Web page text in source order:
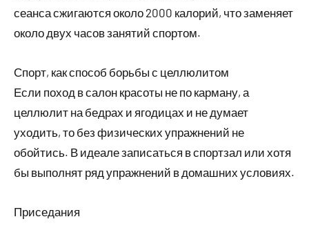
сеанса сжигаются около 2000 калорий, что заменяет
около двух часов занятий спортом.
Спорт, как способ борьбы с целлюлитом
Если поход в салон красоты не по карману, а
целлюлит на бедрах и ягодицах и не думает
уходить, то без физических упражнений не
обойтись. В идеале записаться в спортзал или хотя
бы выполнят ряд упражнений в домашних условиях.
Приседания